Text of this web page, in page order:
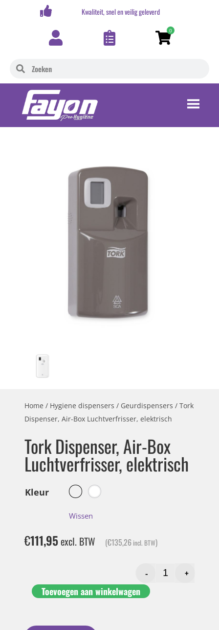
Kwaliteit, snel en veilig geleverd
0
Home / Hygiene dispensers / Geurdispensers / Tork
Dispenser, Air-Box Luchtverfrisser, elektrisch
Tork Dispenser, Air-Box
Luchtverfrisser, elektrisch
Kleur
Wissen
€111,95excl. BTW (€135,26 incl. BTW)
-
+
Toevoegen aan winkelwagen